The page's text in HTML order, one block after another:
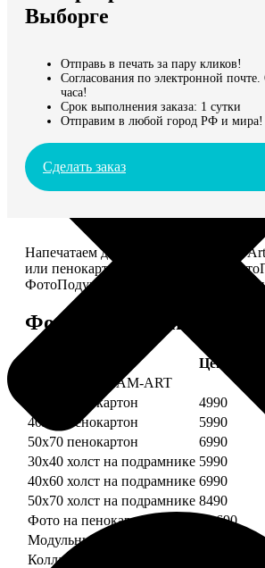
Продолжить без города
Выборге
Отправь в печать за пару кликов!
Согласования по электронной почте.
часа!
Срок выполнения заказа: 1 сутки
Отправим в любой город РФ и мира!
Сделать заказ
Напечатаем для вас картины Dream-
или пенокартоне, ФотоМозаику,
ФотоПодушки или напишем портрет
Форматы и цены
Цена, руб.
Картины DREAM-ART
30х40 пенокартон
4990
40х60 пенокартон
5990
50х70 пенокартон
6990
30х40 холст на подрамнике 5990
40х60 холст на подрамнике 6990
50х70 холст на подрамнике 8490
Фото на пенокартоне
от 690
Модульный пенокартон
Коллаж на пенокартоне